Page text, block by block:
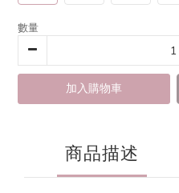
數量
加入購物車
商品描述